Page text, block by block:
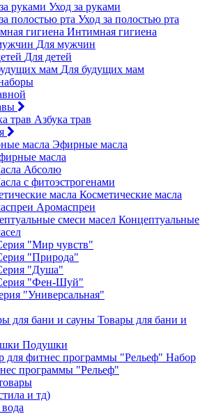
Уход за руками
Уход за полостью рта
Интимная гигиена
Для мужчин
Для детей
Для будущих мам
Азбука трав
Эфирные масла
масла
Абсолю
с фитоэстрогенами
Косметические масла
Аромаспреи
Концептуальные
"Мир чувств"
"Природа"
"Душа"
"Фен-Шуй"
"Универсальная"
Товары для бани и
Подушки
Набор
программы "Рельеф"
и тд)